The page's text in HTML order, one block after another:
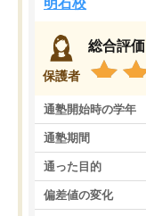
保護者
総合評価
通塾開始時の学年
通塾期間
通った目的
偏差値の変化